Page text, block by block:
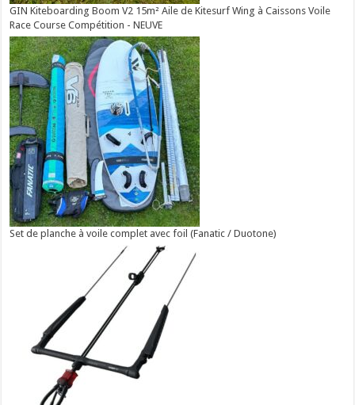
GIN Kiteboarding Boom V2 15m² Aile de Kitesurf Wing à Caissons Voile
Race Course Compétition - NEUVE
Set de planche à voile complet avec foil (Fanatic / Duotone)